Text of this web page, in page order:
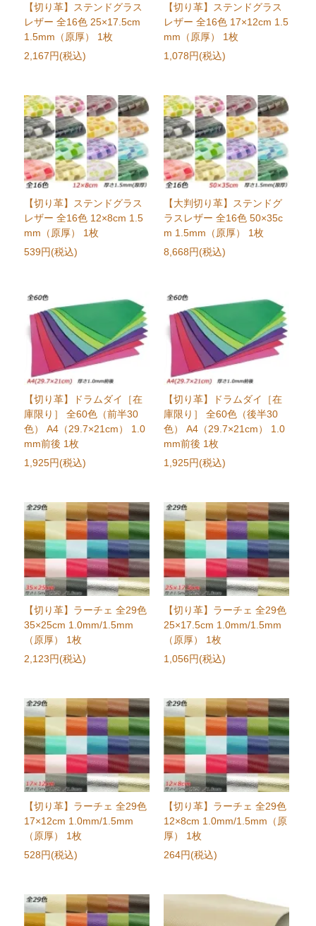
【切り革】ステンドグラス
レザー 全16色 25×17.5cm
1.5mm（原厚） 1枚
2,167円(税込)
【切り革】ステンドグラス
レザー 全16色 17×12cm 1.5
mm（原厚） 1枚
1,078円(税込)
【切り革】ステンドグラス
レザー 全16色 12×8cm 1.5
mm（原厚） 1枚
539円(税込)
【大判切り革】ステンドグ
ラスレザー 全16色 50×35c
m 1.5mm（原厚） 1枚
8,668円(税込)
【切り革】ドラムダイ［在
庫限り］ 全60色（前半30
色） A4（29.7×21cm） 1.0
mm前後 1枚
1,925円(税込)
【切り革】ドラムダイ［在
庫限り］ 全60色（後半30
色） A4（29.7×21cm） 1.0
mm前後 1枚
1,925円(税込)
【切り革】ラーチェ 全29色
35×25cm 1.0mm/1.5mm
（原厚） 1枚
2,123円(税込)
【切り革】ラーチェ 全29色
25×17.5cm 1.0mm/1.5mm
（原厚） 1枚
1,056円(税込)
【切り革】ラーチェ 全29色
17×12cm 1.0mm/1.5mm
（原厚） 1枚
528円(税込)
【切り革】ラーチェ 全29色
12×8cm 1.0mm/1.5mm（原
厚） 1枚
264円(税込)